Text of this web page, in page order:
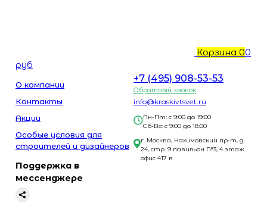
Корзина 00
руб
О компании
Контакты
Акции
Особые условия для
строителей и дизайнеров
Поддержка в
мессенджере
+7 (495) 908-53-53
Обратный звонок
info@kraskivtsvet.ru
Пн-Пт: с 9:00 до 19:00
Сб-Вс: с 9:00 до 18:00
г. Москва, Нахимовский пр-т, д.
24, стр. 9 павильон №3, 4 этаж.
офис 417 в